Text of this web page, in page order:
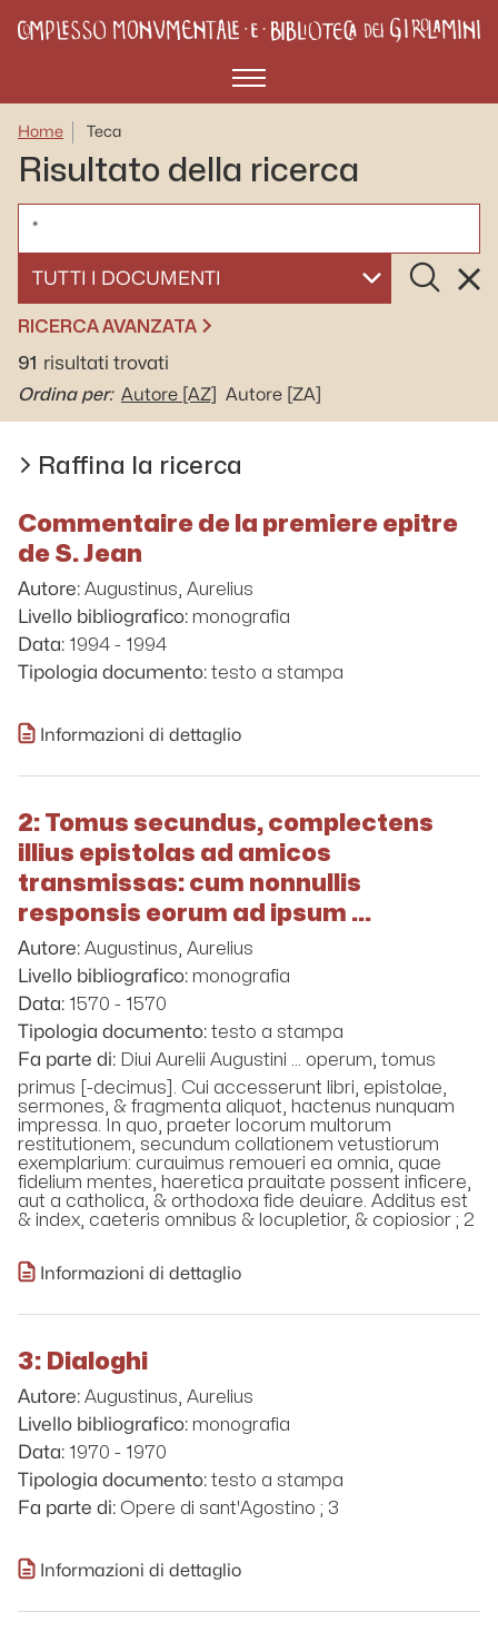
Menù
Home Teca
Risultato della ricerca
SELEZIONA UN DOCUMENTO
Cerca
RICERCA AVANZATA
91 risultati trovati
Ordina per: Autore [AZ] Autore [ZA]
Raffina la ricerca
Commentaire de la premiere epitre
de S. Jean
Autore: Augustinus, Aurelius
Livello bibliografico: monografia
Data: 1994 - 1994
Tipologia documento: testo a stampa
Informazioni di dettaglio
2: Tomus secundus, complectens
illius epistolas ad amicos
transmissas: cum nonnullis
responsis eorum ad ipsum ...
Autore: Augustinus, Aurelius
Livello bibliografico: monografia
Data: 1570 - 1570
Tipologia documento: testo a stampa
Fa parte di: Diui Aurelii Augustini ... operum, tomus
primus [-decimus]. Cui accesserunt libri, epistolae,
sermones, & fragmenta aliquot, hactenus nunquam
impressa. In quo, praeter locorum multorum
restitutionem, secundum collationem vetustiorum
exemplarium: curauimus remoueri ea omnia, quae
fidelium mentes, haeretica prauitate possent inficere,
aut a catholica, & orthodoxa fide deuiare. Additus est
& index, caeteris omnibus & locupletior, & copiosior ; 2
Informazioni di dettaglio
3: Dialoghi
Autore: Augustinus, Aurelius
Livello bibliografico: monografia
Data: 1970 - 1970
Tipologia documento: testo a stampa
Fa parte di: Opere di sant'Agostino ; 3
Informazioni di dettaglio